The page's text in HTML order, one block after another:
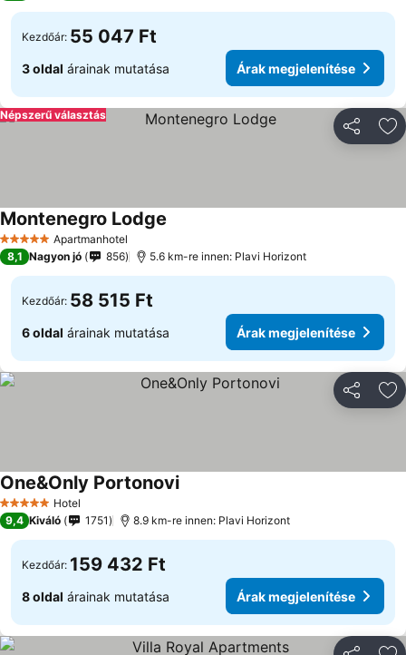
Kezdőár: 55 047 Ft
3 oldal árainak mutatása Árak megjelenítése
Népszerű választás
5 KategóriaApartmanhotel
Montenegro Lodge
8,1 Nagyon jó 856 5.6 km-re innen: Plavi Horizont
Kezdőár: 58 515 Ft
6 oldal árainak mutatása Árak megjelenítése
5 KategóriaHotel
One&Only PortonoviÁrak megjelenítése
9,4 Kiváló 1751 8.9 km-re innen: Plavi Horizont
Kezdőár: 159 432 Ft
8 oldal árainak mutatása Árak megjelenítése